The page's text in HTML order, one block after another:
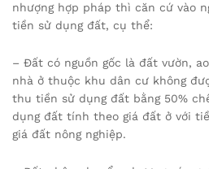
nhượng hợp pháp thì căn cứ vào
tiền sử dụng đất, cụ thể:
– Đất có nguồn gốc là đất vườn,
nhà ở thuộc khu dân cư không
thu tiền sử dụng đất bằng 50%
dụng đất tính theo giá đất ở với
giá đất nông nghiệp.